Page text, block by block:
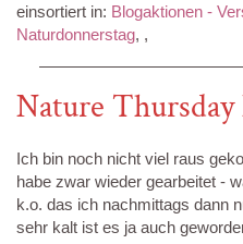
einsortiert in: Blogaktionen -
Naturdonnerstag, ,
Nature Thursday
Ich bin noch nicht viel raus
habe zwar wieder gearbeitet -
k.o. das ich nachmittags dann
sehr kalt ist es ja auch